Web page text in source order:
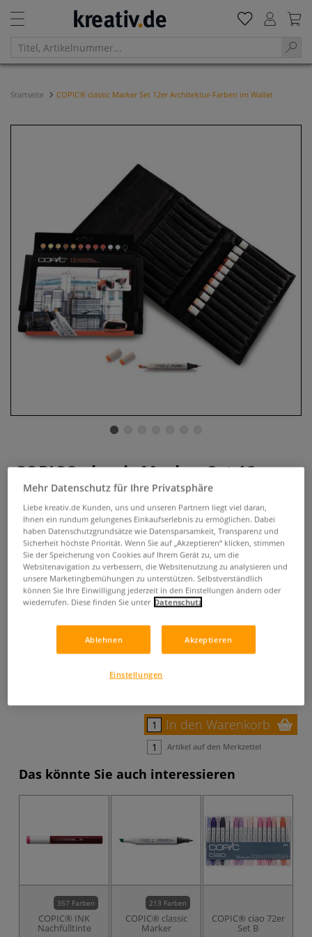
Startseite COPIC® classic Marker Set 12er Architektur-Farben im Wallet
COPIC® classic Marker Set 12er
Architektur-Farben im Wallet
0 Bewertungen
COPIC® Marker classic ist Europas Marker Nr.1! Erfahrene
Designer entwickelten spezielle COPIC® Themensets. Mit
nur 12 COPIC® (11 Farben plus Schwarz) lassen sich
spezifische Themen-Bereiche komplett darstellen.
Mehr
77,29 €
inklusive 19% bzw. 7% MwSt,
In den Warenkorb
Artikel auf den Merkzettel
Das könnte Sie auch interessieren
357 Farben
COPIC® INK
Nachfülltinte
213 Farben
COPIC® classic
Marker
COPIC® ciao 72er
Set B
Mehr Datenschutz für Ihre Privatsphäre
Liebe kreativ.de Kunden, uns und unseren Partnern liegt viel daran,
Ihnen ein rundum gelungenes Einkaufserlebnis zu ermöglichen. Dabei
haben Datenschutzgrundsätze wie Datensparsamkeit, Transparenz und
Sicherheit höchste Priorität. Wenn Sie auf „Akzeptieren“ klicken, stimmen
Sie der Speicherung von Cookies auf Ihrem Gerät zu, um die
Websitenavigation zu verbessern, die Websitenutzung zu analysieren und
unsere Marketingbemühungen zu unterstützen. Selbstverständlich
können Sie Ihre Einwilligung jederzeit in den Einstellungen ändern oder
wiederrufen. Diese finden Sie unter Datenschutz
Ablehnen Akzeptieren
Einstellungen